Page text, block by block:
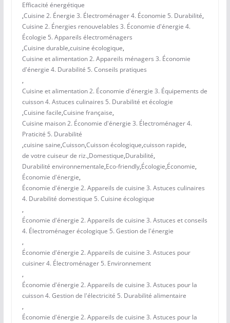
Efficacité énergétique
,Cuisine 2. Énergie 3. Électroménager 4. Économie 5. Durabilité,
Cuisine 2. Énergies renouvelables 3. Économie d'énergie 4.
Écologie 5. Appareils électroménagers
,Cuisine durable,cuisine écologique,
Cuisine et alimentation 2. Appareils ménagers 3. Économie
d'énergie 4. Durabilité 5. Conseils pratiques
,
Cuisine et alimentation 2. Économie d'énergie 3. Équipements de
cuisson 4. Astuces culinaires 5. Durabilité et écologie
,Cuisine facile,Cuisine française,
Cuisine maison 2. Économie d'énergie 3. Électroménager 4.
Praticité 5. Durabilité
,cuisine saine,Cuisson,Cuisson écologique,cuisson rapide,
de votre cuiseur de riz.,Domestique,Durabilité,
Durabilité environnementale,Eco-friendly,Écologie,Économie,
Économie d'énergie,
Économie d'énergie 2. Appareils de cuisine 3. Astuces culinaires
4. Durabilité domestique 5. Cuisine écologique
,
Économie d'énergie 2. Appareils de cuisine 3. Astuces et conseils
4. Électroménager écologique 5. Gestion de l'énergie
,
Économie d'énergie 2. Appareils de cuisine 3. Astuces pour
cuisiner 4. Électroménager 5. Environnement
,
Économie d'énergie 2. Appareils de cuisine 3. Astuces pour la
cuisson 4. Gestion de l'électricité 5. Durabilité alimentaire
,
Économie d'énergie 2. Appareils de cuisine 3. Astuces pour la